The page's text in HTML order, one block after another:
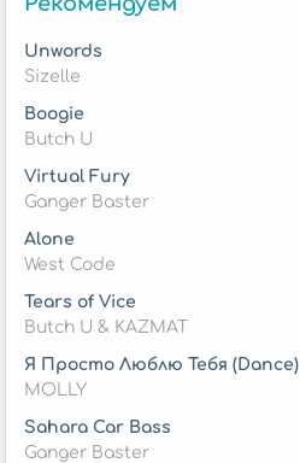
Unwords
Sizelle
Boogie
Butch U
Virtual Fury
Ganger Baster
Alone
West Code
Tears of Vice
Butch U & KAZMAT
Я Просто Люблю Тебя (Dance)
MOLLY
Sahara Car Bass
Ganger Baster